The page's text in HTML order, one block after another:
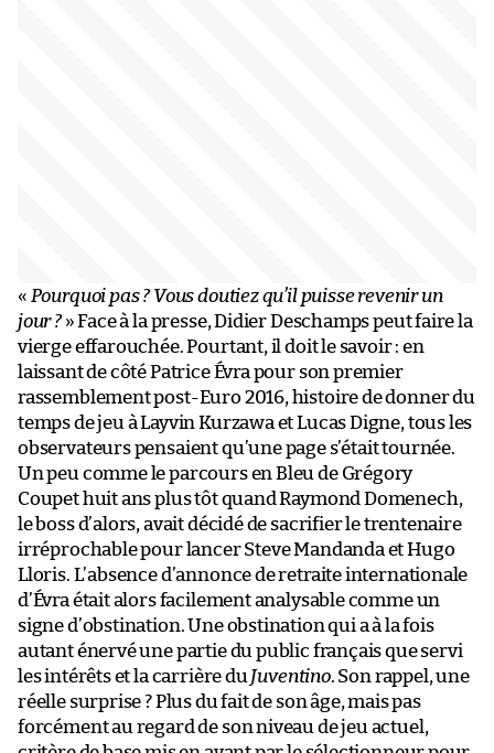
« Pourquoi pas ? Vous doutiez qu’il puisse revenir un
jour ?» Face à la presse, Didier Deschamps peut faire la
vierge effarouchée. Pourtant, il doit le savoir : en
laissant de côté Patrice Évra pour son premier
rassemblement post-Euro 2016, histoire de donner du
temps de jeu à Layvin Kurzawa et Lucas Digne, tous les
observateurs pensaient qu’une page s’était tournée.
Un peu comme le parcours en Bleu de Grégory
Coupet huit ans plus tôt quand Raymond Domenech,
le boss d’alors, avait décidé de sacrifier le trentenaire
irréprochable pour lancer Steve Mandanda et Hugo
Lloris. L’absence d’annonce de retraite internationale
d’Évra était alors facilement analysable comme un
signe d’obstination. Une obstination qui a à la fois
autant énervé une partie du public français que servi
les intérêts et la carrière du Juventino. Son rappel, une
réelle surprise ? Plus du fait de son âge, mais pas
forcément au regard de son niveau de jeu actuel,